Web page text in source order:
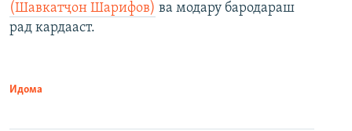
(Шавкатҷон Шарифов) ва модару бародараш
рад кардааст.
Идома